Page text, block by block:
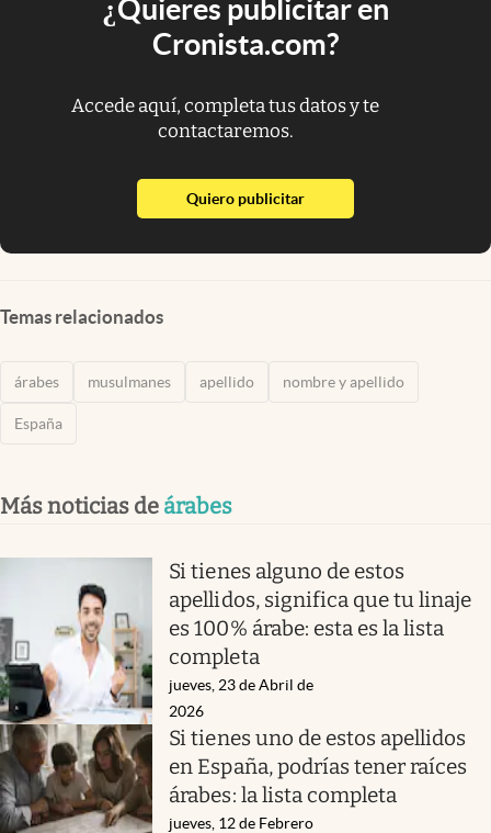
¿Quieres publicitar en
Cronista.com?
Accede aquí, completa tus datos y te
contactaremos.
Quiero publicitarabre en nueva pestaña
Temas relacionados
árabes musulmanes apellido nombre y apellido
España
Más noticias de árabes
Si tienes alguno de estos
apellidos, significa que tu linaje
es 100% árabe: esta es la lista
completa
jueves, 23 de Abril de
2026
Si tienes uno de estos apellidos
en España, podrías tener raíces
árabes: la lista completa
jueves, 12 de Febrero